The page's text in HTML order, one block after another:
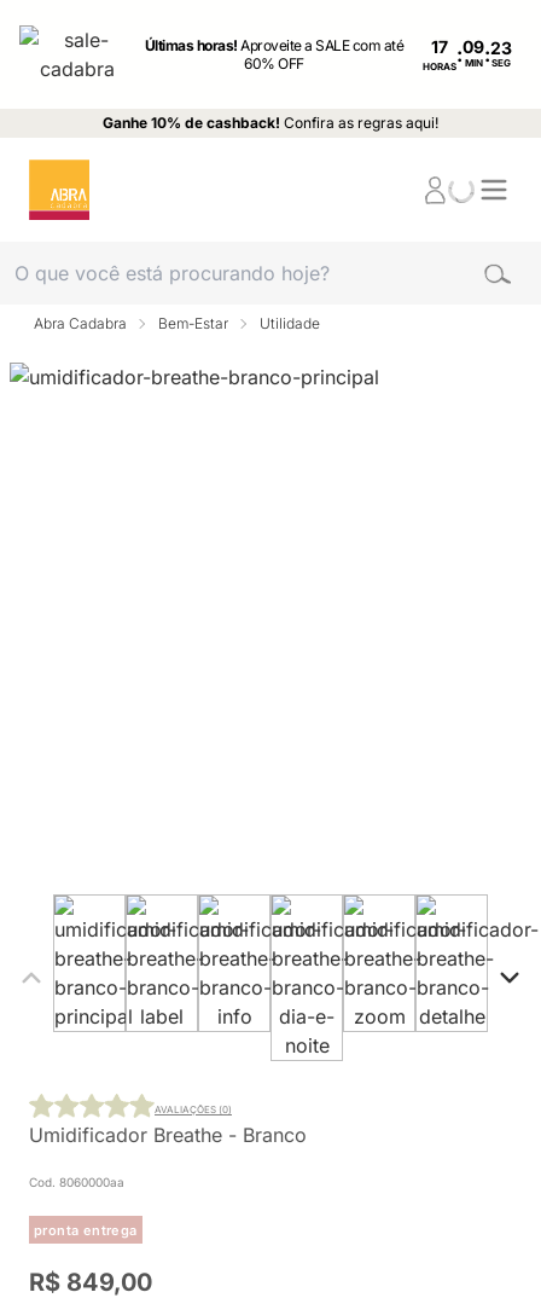
Últimas horas!Aproveite a SALE com até
60% OFF
17
HORAS: MIN : SEG
Ganhe 10% de cashback! Confira as regras aqui!
Abra Cadabra Bem-Estar Utilidade
Umidificador Breathe - Branco
Cod. 8060000aa
pronta entrega
AVALIAÇÕES (0)
R$ 849,00